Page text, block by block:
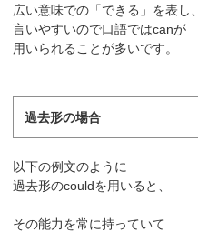
広い意味での「できる」を表し、
言いやすいので口語ではcanが
用いられることが多いです。
過去形の場合
以下の例文のように
過去形のcouldを用いると、
その能力を常に持っていて